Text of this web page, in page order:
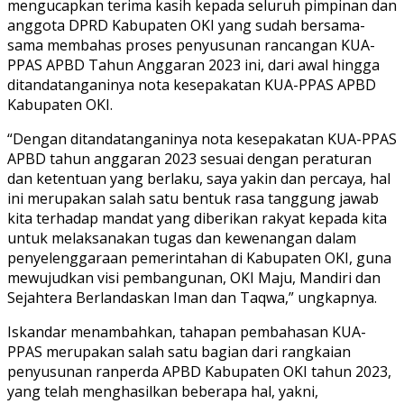
mengucapkan terima kasih kepada seluruh pimpinan dan
anggota DPRD Kabupaten OKI yang sudah bersama-
sama membahas proses penyusunan rancangan KUA-
PPAS APBD Tahun Anggaran 2023 ini, dari awal hingga
ditandatanganinya nota kesepakatan KUA-PPAS APBD
Kabupaten OKI.
“Dengan ditandatanganinya nota kesepakatan KUA-PPAS
APBD tahun anggaran 2023 sesuai dengan peraturan
dan ketentuan yang berlaku, saya yakin dan percaya, hal
ini merupakan salah satu bentuk rasa tanggung jawab
kita terhadap mandat yang diberikan rakyat kepada kita
untuk melaksanakan tugas dan kewenangan dalam
penyelenggaraan pemerintahan di Kabupaten OKI, guna
mewujudkan visi pembangunan, OKI Maju, Mandiri dan
Sejahtera Berlandaskan Iman dan Taqwa,” ungkapnya.
Iskandar menambahkan, tahapan pembahasan KUA-
PPAS merupakan salah satu bagian dari rangkaian
penyusunan ranperda APBD Kabupaten OKI tahun 2023,
yang telah menghasilkan beberapa hal, yakni,